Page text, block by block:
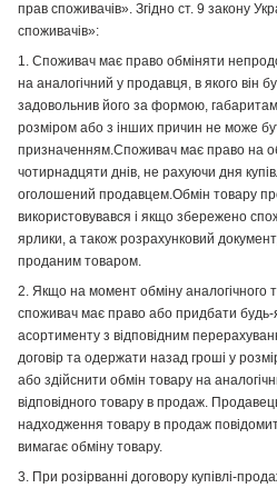
прав споживачів». Згідно ст. 9 закону
споживачів»:
1. Споживач має право обміняти
на аналогічний у продавця, в якого він
задовольнив його за формою,
розміром або з інших причин не може
призначенням.Споживач має право на
чотирнадцяти днів, не рахуючи дня
оголошений продавцем.Обмін товару
використовувався і якщо збережено
ярлики, а також розрахунковий
проданим товаром.
2. Якщо на момент обміну аналогічного
споживач має право або придбати будь-
асортименту з відповідним
договір та одержати назад гроші у
або здійснити обмін товару на
відповідного товару в продаж.
надходження товару в продаж
вимагає обміну товару.
3. При розірванні договору купівлі-